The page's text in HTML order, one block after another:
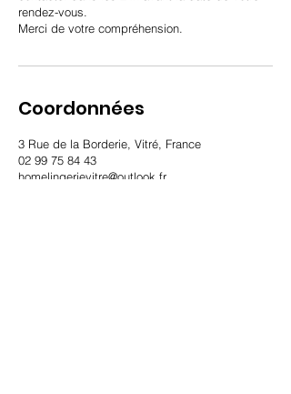
rendez-vous.
Merci de votre compréhension.
Coordonnées
3 Rue de la Borderie, Vitré, France
02 99 75 84 43
homelingerievitre@outlook.fr